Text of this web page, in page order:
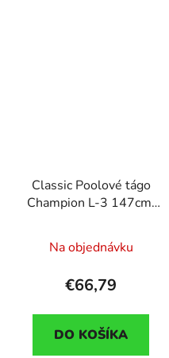
Classic Poolové tágo
Champion L-3 147cm,
Na objednávku
€66,79
DO KOŠÍKA